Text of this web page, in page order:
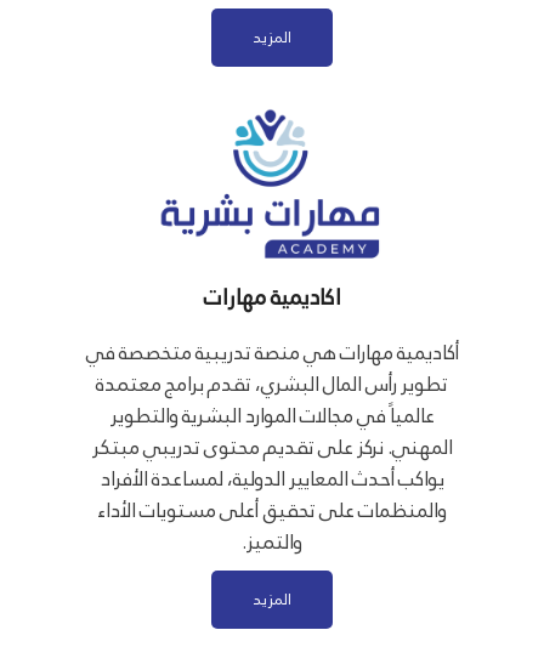
المزيد
اكاديمية مهارات
أكاديمية مهارات هي منصة تدريبية متخصصة في
تطوير رأس المال البشري، تقدم برامج معتمدة
عالمياً في مجالات الموارد البشرية والتطوير
المهني. نركز على تقديم محتوى تدريبي مبتكر
يواكب أحدث المعايير الدولية، لمساعدة الأفراد
والمنظمات على تحقيق أعلى مستويات الأداء
والتميز.
المزيد